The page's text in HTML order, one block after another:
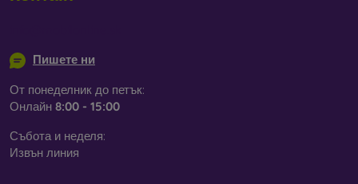
FOON
закалени стъкла за мобилни телефони.
Пишете ни
От понеделник до петък:
Онлайн 8:00 - 15:00
Събота и неделя:
Извън линия